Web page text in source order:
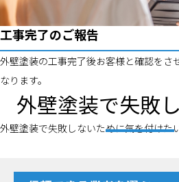
工事完了のご報告
外壁塗装の工事完了後お客様と確認をさ
なります。
外壁塗装で失敗
外壁塗装で失敗しないために気を付けた